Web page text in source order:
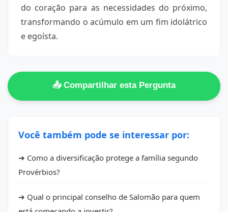
do coração para as necessidades do próximo,
transformando o acúmulo em um fim idolátrico
e egoísta.
📤 Compartilhar esta Pergunta
Você também pode se interessar por:
➔ Como a diversificação protege a família segundo
Provérbios?
➔ Qual o principal conselho de Salomão para quem